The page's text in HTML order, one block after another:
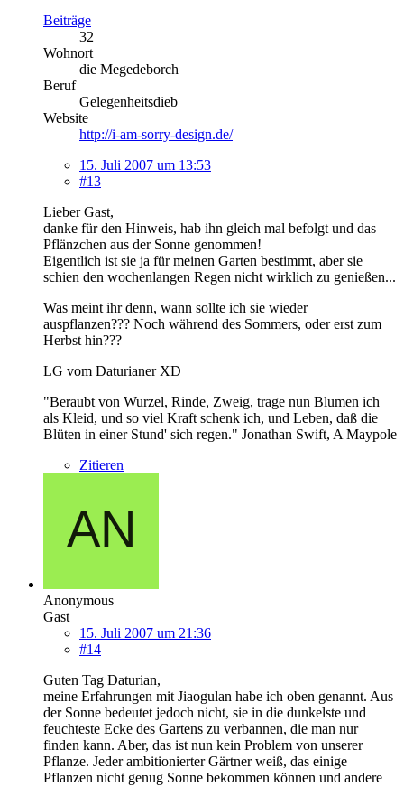
Beiträge
32
Wohnort
die Megedeborch
Beruf
Gelegenheitsdieb
Website
http://i-am-sorry-design.de/
15. Juli 2007 um 13:53
#13
Lieber Gast,
danke für den Hinweis, hab ihn gleich mal befolgt und das
Pflänzchen aus der Sonne genommen!
Eigentlich ist sie ja für meinen Garten bestimmt, aber sie
schien den wochenlangen Regen nicht wirklich zu genießen...
Was meint ihr denn, wann sollte ich sie wieder
auspflanzen??? Noch während des Sommers, oder erst zum
Herbst hin???
LG vom Daturianer XD
"Beraubt von Wurzel, Rinde, Zweig, trage nun Blumen ich
als Kleid, und so viel Kraft schenk ich, und Leben, daß die
Blüten in einer Stund' sich regen." Jonathan Swift, A Maypole
Zitieren
Anonymous
Gast
15. Juli 2007 um 21:36
#14
Guten Tag Daturian,
meine Erfahrungen mit Jiaogulan habe ich oben genannt. Aus
der Sonne bedeutet jedoch nicht, sie in die dunkelste und
feuchteste Ecke des Gartens zu verbannen, die man nur
finden kann. Aber, das ist nun kein Problem von unserer
Pflanze. Jeder ambitionierter Gärtner weiß, das einige
Pflanzen nicht genug Sonne bekommen können und andere